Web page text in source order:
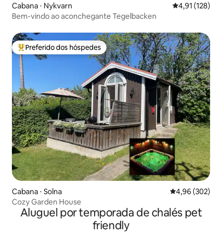
Cabana ⋅ Nykvarn 4,91 de uma
4,91 (128)
Bem-vindo ao aconchegante Tegelbacken
Entre os melhores preferidos dos hóspedes
Preferido dos hóspedes
Cabana ⋅ Solna 4,96 de uma
4,96 (302)
Cozy Garden House
Aluguel por temporada de chalés pet
friendly